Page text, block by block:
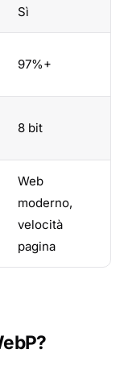
Sì
97%+
8 bit
Web
moderno,
velocità
pagina